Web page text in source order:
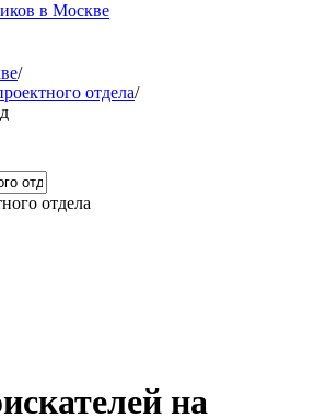
в Москве
/
отдела/
отдела
на